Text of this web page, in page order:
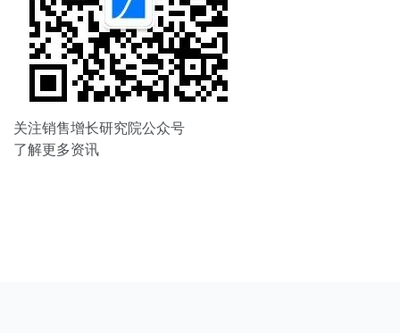
关注销售增长研究院公众号
了解更多资讯